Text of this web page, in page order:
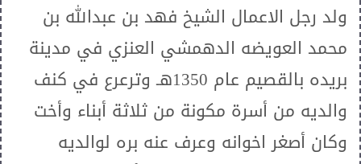
ولد رجل الاعمال الشيخ فهد بن عبدالله بن
محمد العويضه الدهمشي العنزي في مدينة
بريده بالقصيم عام 1350هـ وترعرع في كنف
والديه من أسرة مكونة من ثلاثة أبناء وأخت
وكان أصغر اخوانه وعرف عنه بره لوالديه